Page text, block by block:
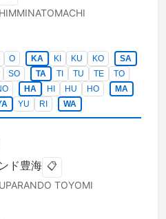
O KA KI KU KO
SA
SO TA TI TU TE
TO
HA HI HU HO
MA
YU RI WA
ド豊海 📋
TOYOMI